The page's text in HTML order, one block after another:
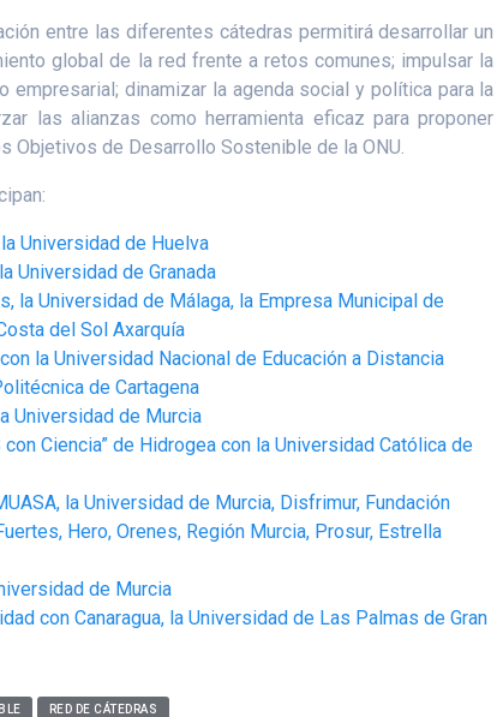
entre las diferentes cátedras permitirá desarrollar un
global de la red frente a retos comunes; impulsar la
dinamizar la agenda social y política para la
las alianzas como herramienta eficaz para proponer
Objetivos de Desarrollo Sostenible de la ONU.
Universidad de Huelva
Universidad de Granada
la Universidad de Málaga, la Empresa Municipal de
del Sol Axarquía
la Universidad Nacional de Educación a Distancia
de Cartagena
Universidad de Murcia
Ciencia” de Hidrogea con la Universidad Católica de
la Universidad de Murcia, Disfrimur, Fundación
Hero, Orenes, Región Murcia, Prosur, Estrella
de Murcia
con Canaragua, la Universidad de Las Palmas de Gran
RED DE CÁTEDRAS